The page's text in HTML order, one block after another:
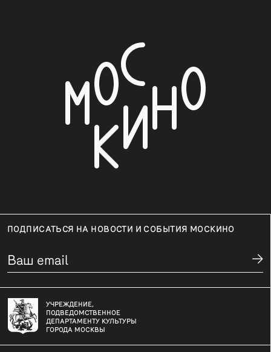
ПОДПИСАТЬСЯ НА НОВОСТИ И СОБЫТИЯ МОСКИНО
УЧРЕЖДЕНИЕ,
ПОДВЕДОМСТВЕННОЕ
ДЕПАРТАМЕНТУ КУЛЬТУРЫ
ГОРОДА МОСКВЫ